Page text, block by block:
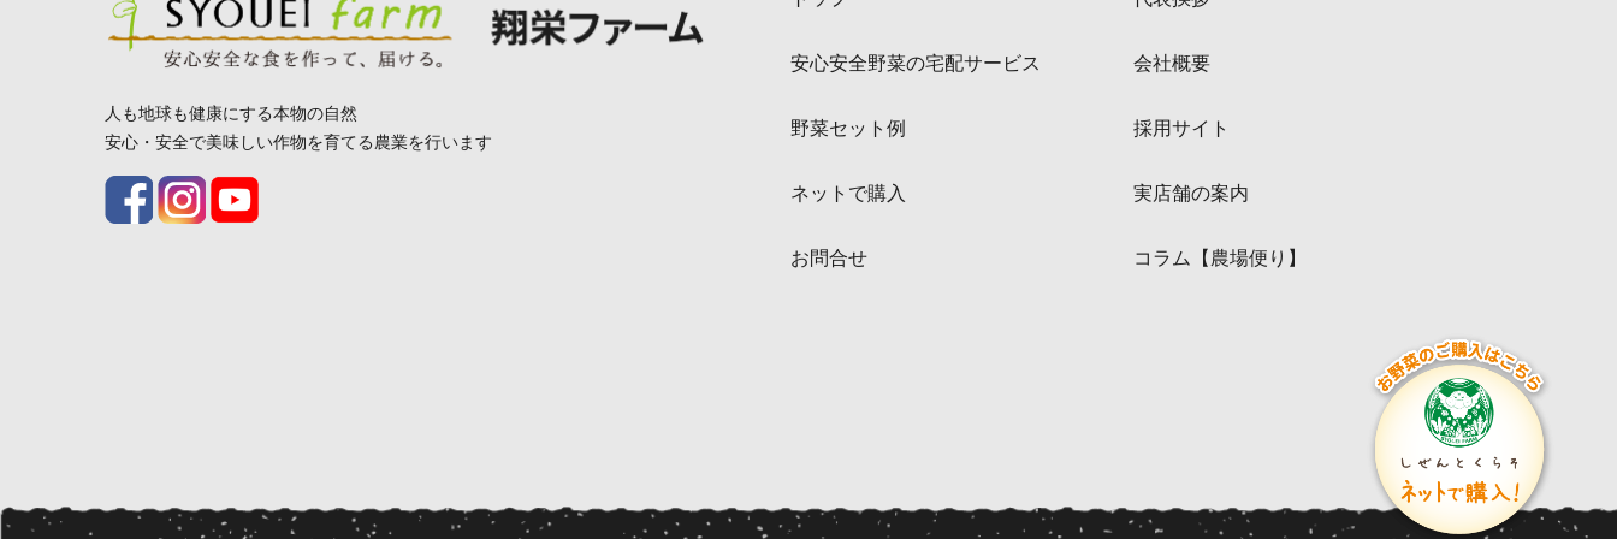
人も地球も健康にする本物の自然
安心・安全で美味しい作物を育てる農業を行います
安心安全野菜の宅配サービス 会社概要
野菜セット例 採用サイト
ネットで購入 実店舗の案内
お問合せ コラム【農場便り】